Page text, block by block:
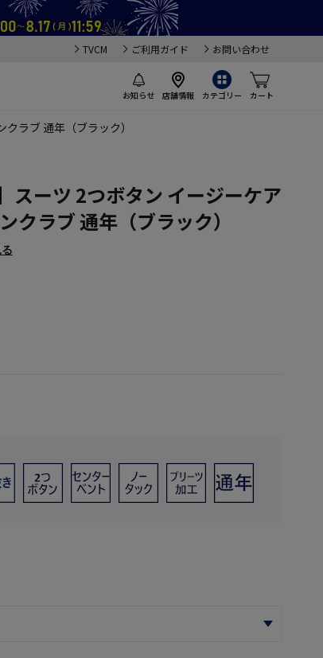
TVCM ご利用ガイド お問い合わせ
お知らせ 店舗情報 カテゴリー カート
ラブ 通年（ブラック）
スーツ 2つボタン イージーケア
クラブ 通年（ブラック）